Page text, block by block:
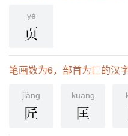
yè
页
笔画数为6，部首为匚的汉
jiànɡ
匠
kuānɡ
匡